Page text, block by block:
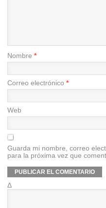
Nombre *
Correo electrónico *
Web
Guarda mi nombre, correo
para la próxima vez que
Δ